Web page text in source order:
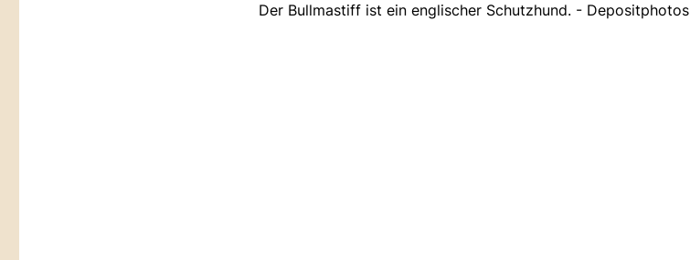
Der Bullmastiff ist ein englischer Schutzhund. - Depositphotos